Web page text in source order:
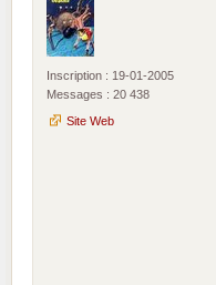
Inscription : 19-01-2005
Messages : 20 438
Site Web